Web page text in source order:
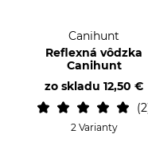
Canihunt
Reflexná vôdzka
Canihunt
zo skladu 12,50 €
2
2 Varianty